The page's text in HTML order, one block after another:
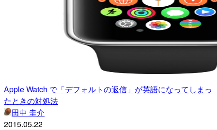
Apple Watch で「デフォルトの返信」が英語になってしまっ
たときの対処法
田中 圭介
2015.05.22